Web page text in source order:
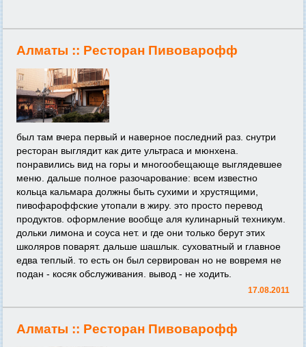
Алматы :: Ресторан Пивоварофф
был там вчера первый и наверное последний раз. снутри
ресторан выглядит как дите ультраса и мюнхена.
понравились вид на горы и многообещающе выглядевшее
меню. дальше полное разочарование: всем известно
кольца кальмара должны быть сухими и хрустящими,
пивофароффские утопали в жиру. это просто перевод
продуктов. оформление вообще аля кулинарный техникум.
дольки лимона и соуса нет. и где они только берут этих
школяров поварят. дальше шашлык. суховатный и главное
едва теплый. то есть он был сервирован но не вовремя не
подан - косяк обслуживания. вывод - не ходить.
17.08.2011
Алматы :: Ресторан Пивоварофф